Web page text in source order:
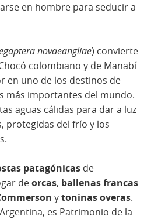
en hombre para seducir a
novaeangliae) convierte
colombiano y de Manabí
en uno de los destinos de
más importantes del mundo.
aguas cálidas para dar a luz
protegidas del frío y los
patagónicas de
deorcas, ballenas francas
ytoninas overas.
es Patrimonio de la